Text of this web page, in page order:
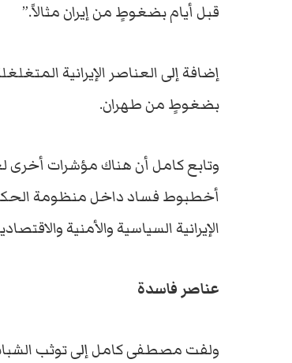
قبل أيام بضغوطٍ من إيران مثالاً.”
إضافة إلى العناصر الإيرانية
بضغوطٍ من طهران.
وتابع كامل أن هناك مؤشرات أخرى
أخطبوط فساد داخل منظومة الحكم،
الإيرانية السياسية والأمنية
عناصر فاسدة
ولفت مصطفى كامل إلى توثب